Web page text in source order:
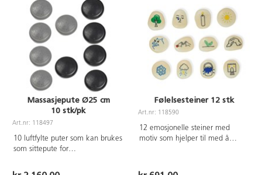
Massasjepute Ø25 cm
10 stk/pk
Art.nr: 118497
10 luftfylte puter som kan brukes
som sittepute for
På gulvet brukes den til
Følelsesteiner 12 stk
Art.nr: 118590
12 emosjonelle steiner med
motiv som hjelper til med å
å velge en stein kan man